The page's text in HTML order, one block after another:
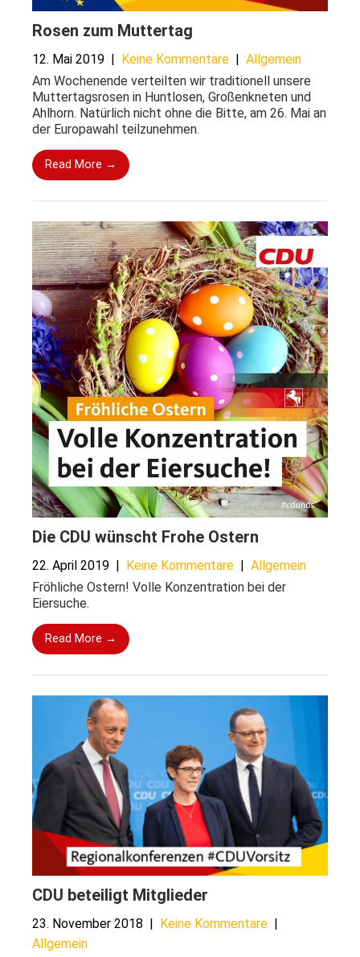
Rosen zum Muttertag
12. Mai 2019 | Keine Kommentare | Allgemein
Am Wochenende verteilten wir traditionell unsere
Muttertagsrosen in Huntlosen, Großenkneten und
Ahlhorn. Natürlich nicht ohne die Bitte, am 26. Mai an
der Europawahl teilzunehmen.
Read More →
Die CDU wünscht Frohe Ostern
22. April 2019 | Keine Kommentare | Allgemein
Fröhliche Ostern! Volle Konzentration bei der
Eiersuche.
Read More →
CDU beteiligt Mitglieder
23. November 2018 Keine Kommentare
Allgemein